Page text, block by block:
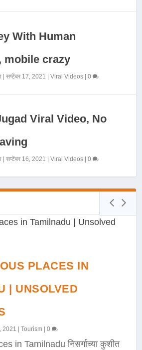
With Human
mobile crazy
|सप्टेंबर 17, 2021 |Viral Videos |0
Viral Video, No
|सप्टेंबर 16, 2021 |Viral Videos |0
PLACES IN
| UNSOLVED
2021 |Tourism |0
in Tamilnadu निसर्गाच्या कुशीत